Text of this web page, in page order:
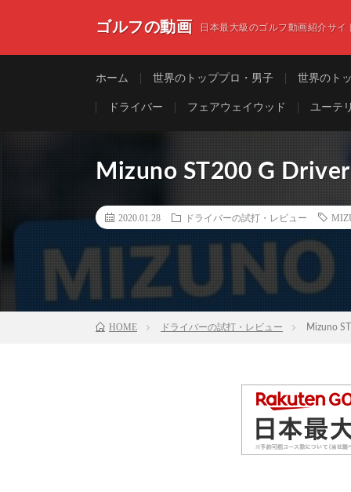
ゴルフの動画 日本最大級のゴルフ動画紹介サイ
ホーム 世界のトッププロ・男子 世界のト
ドライバー フェアウェイウッド ユーテ
Mizuno ST200 G
2020.01.28 ドライバーの試打・レビュー
HOME ドライバーの試打・レビュー Mizuno